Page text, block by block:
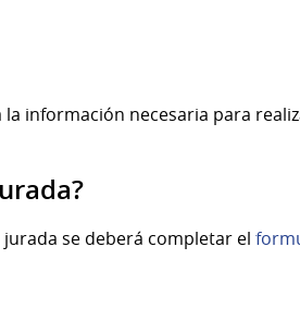
la información necesaria para
se deberá completar el